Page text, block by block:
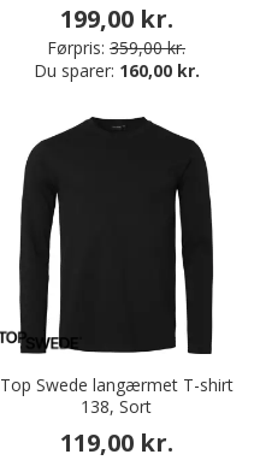
199,00 kr.
Førpris: 359,00 kr.
Du sparer: 160,00 kr.
Top Swede langærmet T-shirt
138, Sort
119,00 kr.